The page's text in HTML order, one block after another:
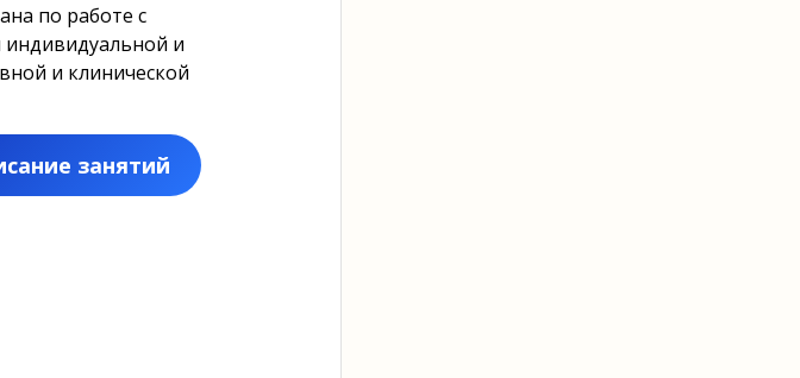
по работе с
и
и клинической
занятий